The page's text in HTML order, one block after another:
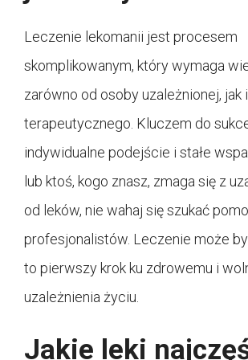
Leczenie lekomanii jest procesem
skomplikowanym, który wymaga
zarówno od osoby uzależnionej, jak
terapeutycznego. Kluczem do
indywidualne podejście i stałe
lub ktoś, kogo znasz, zmaga się z
od leków, nie wahaj się szukać
profesjonalistów. Leczenie może
to pierwszy krok ku zdrowemu i
uzależnienia życiu.
Jakie leki